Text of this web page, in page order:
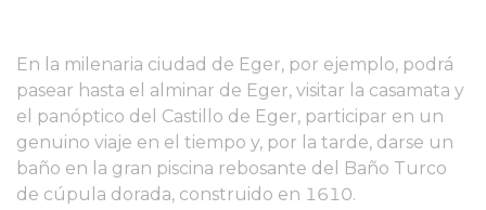
En la milenaria ciudad de Eger, por ejemplo, podrá
pasear hasta el alminar de Eger, visitar la casamata y
el panóptico del Castillo de Eger, participar en un
genuino viaje en el tiempo y, por la tarde, darse un
baño en la gran piscina rebosante del Baño Turco
de cúpula dorada, construido en 1610.